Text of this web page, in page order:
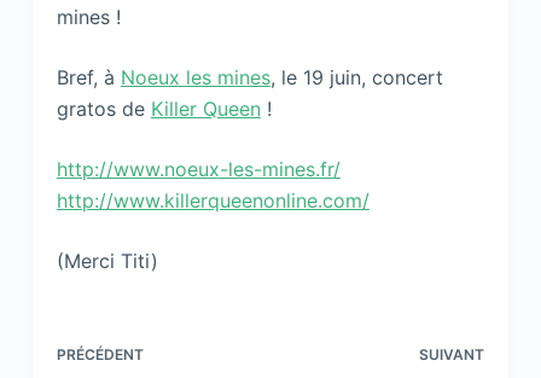
mines !
Bref, à Noeux les mines, le 19 juin, concert
gratos de Killer Queen!
http://www.noeux-les-mines.fr/
http://www.killerqueenonline.com/
(Merci Titi)
PRÉCÉDENT SUIVANT